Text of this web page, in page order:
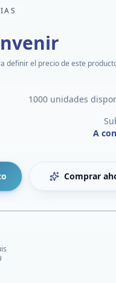
definir el precio de este
1000 unidades
A
Comprar